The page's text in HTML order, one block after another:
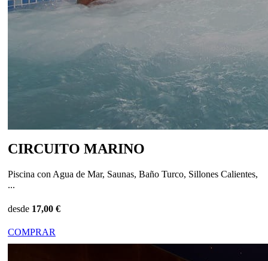
CIRCUITO MARINO
Piscina con Agua de Mar, Saunas, Baño Turco, Sillones Calientes,
...
desde 17,00 €
COMPRAR